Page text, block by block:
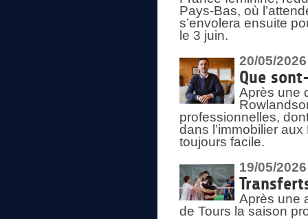
Pays-Bas, où
s’envolera ensuite
le 3 juin.
20/05/2026
Que
Après une
professionnelles,
dans l’immobilier
toujours facile.
19/05/2026
Après une
de Tours la saison